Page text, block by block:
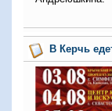
В Керчь